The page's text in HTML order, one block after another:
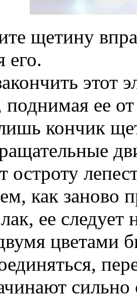
щетину
его.
этот
ее
кончик
остроту
как заново
ее
цветами